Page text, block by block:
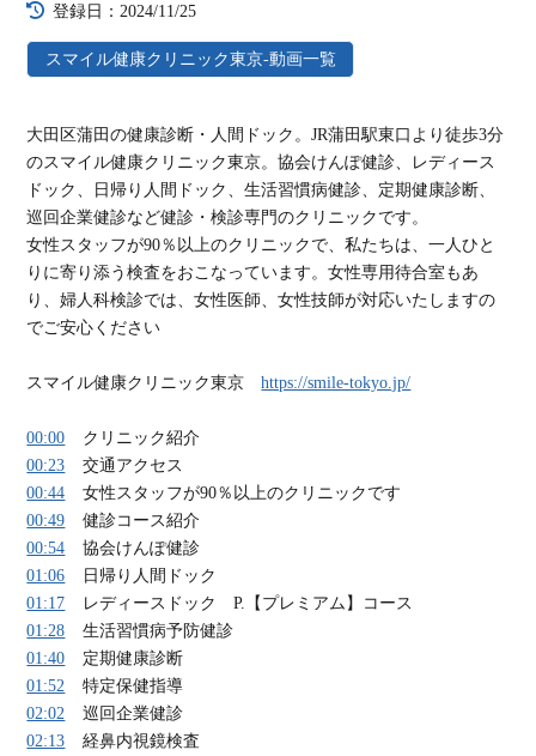
登録日：2024/11/25
スマイル健康クリニック東京-動画一覧
大田区蒲田の健康診断・人間ドック。JR蒲田駅東口より徒歩3分
のスマイル健康クリニック東京。協会けんぽ健診、レディース
ドック、日帰り人間ドック、生活習慣病健診、定期健康診断、
巡回企業健診など健診・検診専門のクリニックです。
女性スタッフが90％以上のクリニックで、私たちは、一人ひと
りに寄り添う検査をおこなっています。女性専用待合室もあ
り、婦人科検診では、女性医師、女性技師が対応いたしますの
でご安心ください
スマイル健康クリニック東京https://smile-tokyo.jp/
00:00
クリニック紹介
00:23
交通アクセス
00:44
女性スタッフが90％以上のクリニックです
00:49
健診コース紹介
00:54
協会けんぽ健診
01:06
日帰り人間ドック
01:17
レディースドック P.【プレミアム】コース
01:28
生活習慣病予防健診
01:40
定期健康診断
01:52
特定保健指導
02:02
巡回企業健診
02:13
経鼻内視鏡検査